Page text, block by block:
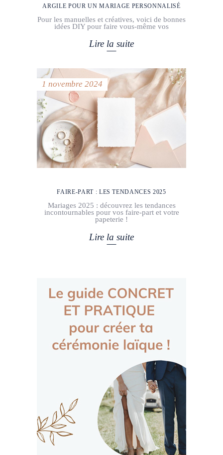
ARGILE POUR UN MARIAGE PERSONNALISÉ
Pour les manuelles et créatives, voici de bonnes
idées DIY pour faire vous-même vos
Lire la suite
1 novembre 2024
FAIRE-PART : LES TENDANCES 2025
Mariages 2025 : découvrez les tendances
incontournables pour vos faire-part et votre
papeterie !
Lire la suite